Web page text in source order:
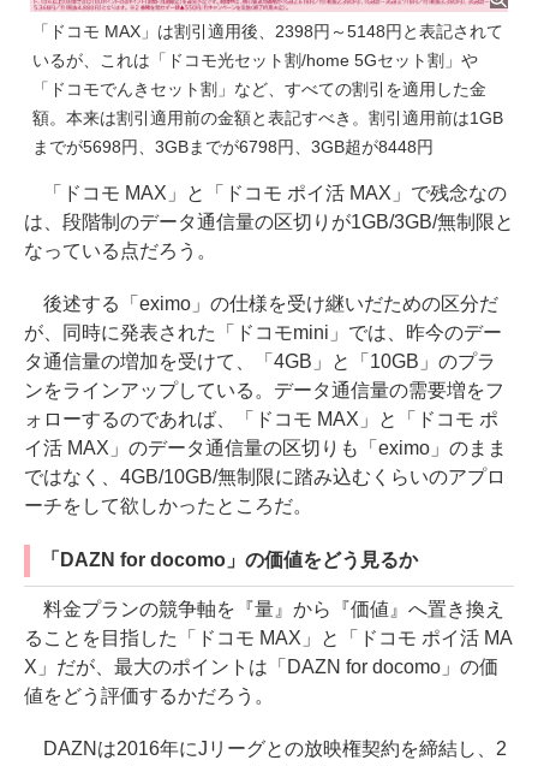
「ドコモ MAX」は割引適用後、2398円～5148円と表記されて
いるが、これは「ドコモ光セット割/home 5Gセット割」や
「ドコモでんきセット割」など、すべての割引を適用した金
額。本来は割引適用前の金額と表記すべき。割引適用前は1GB
までが5698円、3GBまでが6798円、3GB超が8448円
「ドコモ MAX」と「ドコモ ポイ活 MAX」で残念なの
は、段階制のデータ通信量の区切りが1GB/3GB/無制限と
なっている点だろう。
後述する「eximo」の仕様を受け継いだための区分だ
が、同時に発表された「ドコモmini」では、昨今のデー
タ通信量の増加を受けて、「4GB」と「10GB」のプラ
ンをラインアップしている。データ通信量の需要増をフ
ォローするのであれば、「ドコモ MAX」と「ドコモ ポ
イ活 MAX」のデータ通信量の区切りも「eximo」のまま
ではなく、4GB/10GB/無制限に踏み込むくらいのアプロ
ーチをして欲しかったところだ。
「DAZN for docomo」の価値をどう見るか
料金プランの競争軸を『量』から『価値』へ置き換え
ることを目指した「ドコモ MAX」と「ドコモ ポイ活 MA
X」だが、最大のポイントは「DAZN for docomo」の価
値をどう評価するかだろう。
DAZNは2016年にJリーグとの放映権契約を締結し、2